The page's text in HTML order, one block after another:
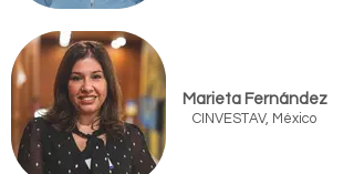
Marieta Fernández
CINVESTAV, México